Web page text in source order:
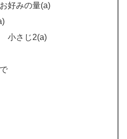
好みの量(a)
小さじ2(a)